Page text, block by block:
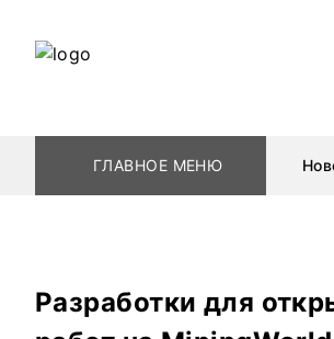
ГЛАВНОЕ МЕНЮ
Разработки для